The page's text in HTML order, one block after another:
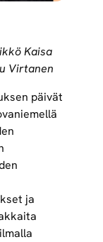
Kaisa
Virtanen
päivät
ja